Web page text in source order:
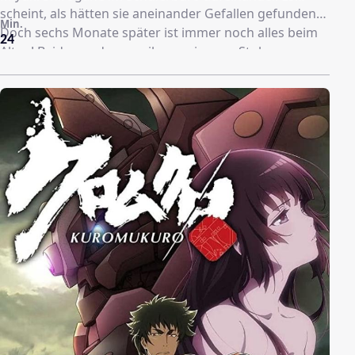
scheint, als hätten sie aneinander Gefallen gefunden…
Doch sechs Monate später ist immer noch alles beim
Alten! Beide werden von ihrem eigenen Stolz
geblendet und suchen nur nach einer Möglichkeit, den
jeweils anderen dazu zu bringen, als erstes die
Gefühle zu gestehen. Der Krieg hat begonnen!
24
Min.